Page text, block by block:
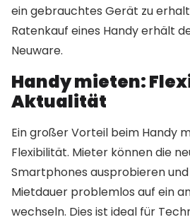
ein gebrauchtes Gerät zu
Ratenkauf eines Handy erhält
Neuware.
Handy mieten:
Aktualität
Ein großer Vorteil beim Handy
Flexibilität. Mieter können die
Smartphones ausprobieren
Mietdauer problemlos auf ein
wechseln. Dies ist ideal für